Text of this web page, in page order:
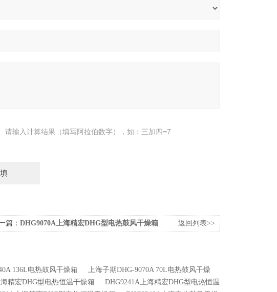
请输入计算结果（填写阿拉伯数字），如：三加四=7
篇： DHG9070A上海精宏DHG型电热鼓风干燥箱 返回列表>>
136L电热鼓风干燥箱
上海子期DHG-9070A 70L电热鼓风干燥
精宏DHG型电热恒温干燥箱
DHG9241A上海精宏DHG型电热恒温